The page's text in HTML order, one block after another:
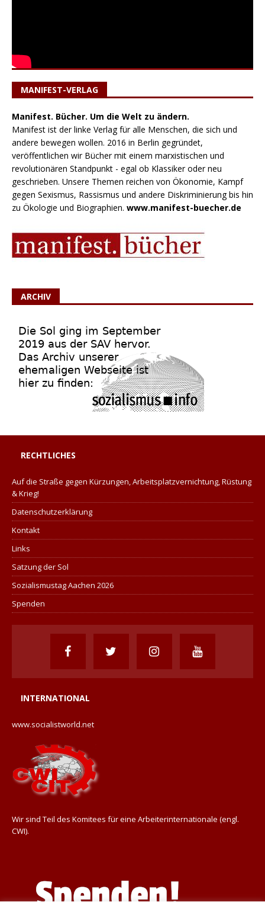
MANIFEST-VERLAG
Manifest. Bücher. Um die Welt zu ändern.
Manifest ist der linke Verlag für alle Menschen, die sich und
andere bewegen wollen. 2016 in Berlin gegründet,
veröffentlichen wir Bücher mit einem marxistischen und
revolutionären Standpunkt - egal ob Klassiker oder neu
geschrieben. Unsere Themen reichen von Ökonomie, Kampf
gegen Sexismus, Rassismus und andere Diskriminierung bis hin
zu Ökologie und Biographien. www.manifest-buecher.de
ARCHIV
RECHTLICHES
Auf die Straße gegen Kürzungen, Arbeitsplatzvernichtung, Rüstung
& Krieg!
Datenschutzerklärung
Kontakt
Links
Satzung der Sol
Sozialismustag Aachen 2026
Spenden
INTERNATIONAL
www.socialistworld.net
Wir sind Teil des Komitees für eine Arbeiterinternationale (engl.
CWI).